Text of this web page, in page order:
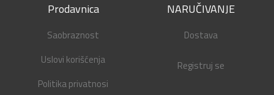
Prodavnica
Saobraznost
Uslovi korišćenja
Politika privatnosi
NARUČIVANJE
Dostava
Registruj se